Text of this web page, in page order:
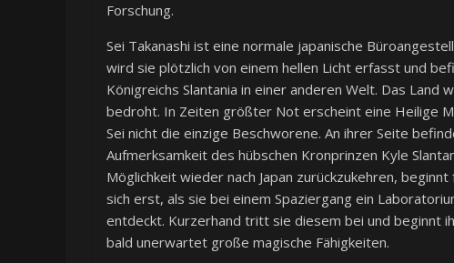
Forschung.
Sei Takanashi ist eine normale japanische
wird sie plötzlich von einem hellen Licht erfasst und
Königreichs Slantania in einer anderen Welt. Das
bedroht. In Zeiten größter Not erscheint eine Heilige
Sei nicht die einzige Beschworene. An ihrer Seite
Aufmerksamkeit des hübschen Kronprinzen Kyle
Möglichkeit wieder nach Japan zurückzukehren,
sich erst, als sie bei einem Spaziergang ein
entdeckt. Kurzerhand tritt sie diesem bei und beginnt
bald unerwartet große magische Fähigkeiten.